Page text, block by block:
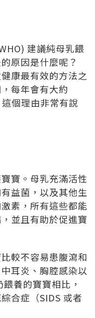
建議純母乳餵
原因是什麼呢？
康最有效的方法之
每年會有大約
個理由非常有說
寶。母乳充滿活性
益菌，以及其他生
素，所有這些都能
並且有助於促進寶
較不容易患腹瀉和
耳炎、胸腔感染以
養的寶寶相比，
合症（SIDS 或者